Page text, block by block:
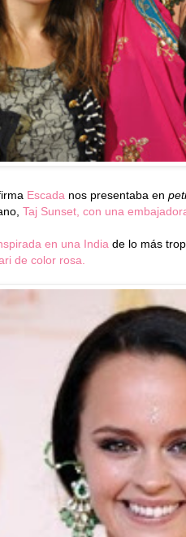
Escada nos presentaba en
Taj Sunset, con una
en una India de lo más
de color rosa.